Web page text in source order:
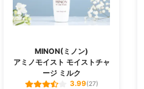
MINON(ミノン)
アミノモイスト モイストチャ
ージ ミルク
3.99(27)